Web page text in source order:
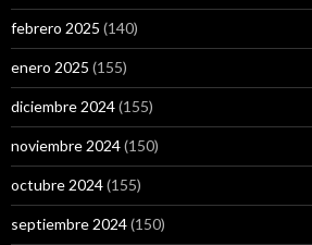
febrero 2025 (140)
enero 2025 (155)
diciembre 2024(155)
noviembre 2024(150)
octubre 2024(155)
septiembre 2024(150)